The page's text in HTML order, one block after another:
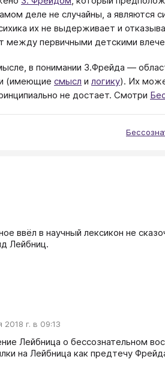
деле не случайны, а являются
их не выдерживает и
между первичными детскими
в понимании З.Фрейда —
(имеющие смысл и логику). Их
не достает. Смотри
ввёл в научный лексикон не
Лейбниц.
2018 г. в 09:13
Лейбница о бессознательном
на Лейбница как предтечу